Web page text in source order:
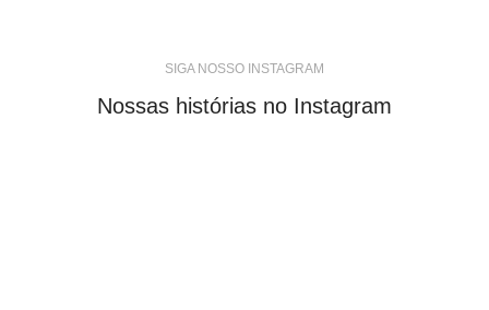
SIGA NOSSO INSTAGRAM
Nossas histórias no Instagram